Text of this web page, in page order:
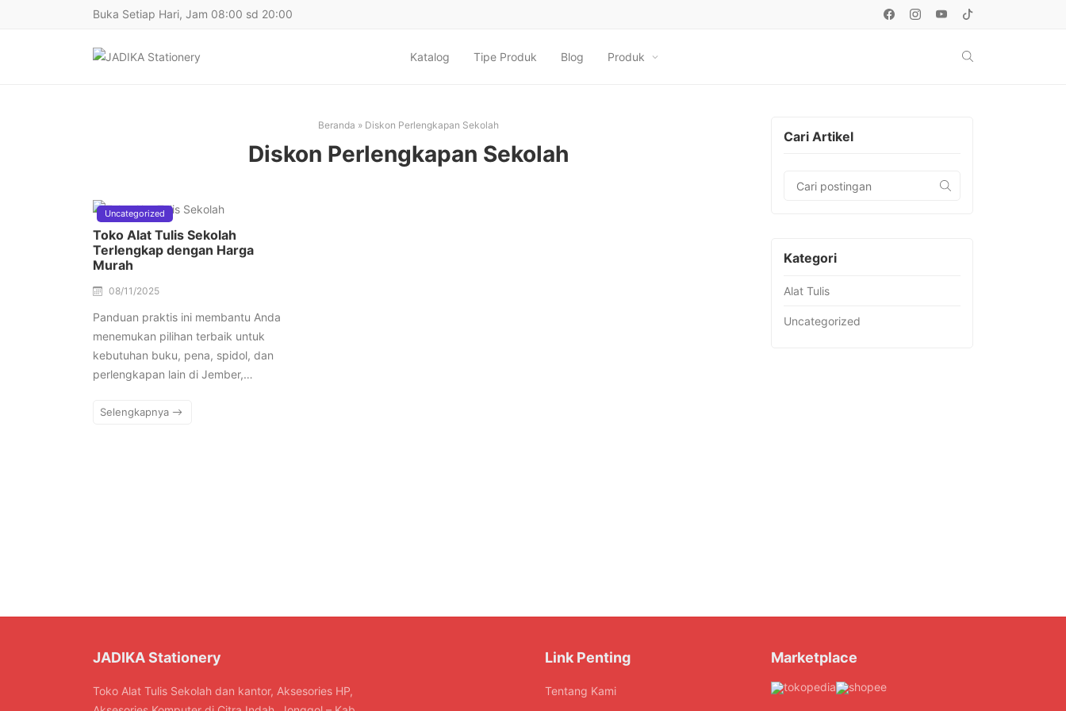
Buka Setiap Hari, Jam 08:00 sd 20:00
Katalog Tipe Produk Blog Produk
Beranda » Diskon Perlengkapan Sekolah
Diskon Perlengkapan Sekolah
Uncategorized
Toko Alat Tulis Sekolah
Terlengkap dengan Harga
Murah
08/11/2025
Panduan praktis ini membantu Anda
menemukan pilihan terbaik untuk
kebutuhan buku, pena, spidol, dan
perlengkapan lain di Jember,…
Selengkapnya
Cari Artikel
Kategori
Alat Tulis
Uncategorized
JADIKA Stationery
Toko Alat Tulis Sekolah dan kantor, Aksesories HP,
Link Penting
Tentang Kami
Marketplace